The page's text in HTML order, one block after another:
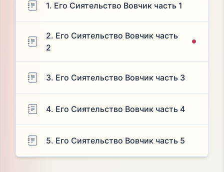
1. Его Сиятельство Вовчик часть 1
2. Его Сиятельство Вовчик часть
2
3. Его Сиятельство Вовчик часть 3
4. Его Сиятельство Вовчик часть 4
5. Его Сиятельство Вовчик часть 5